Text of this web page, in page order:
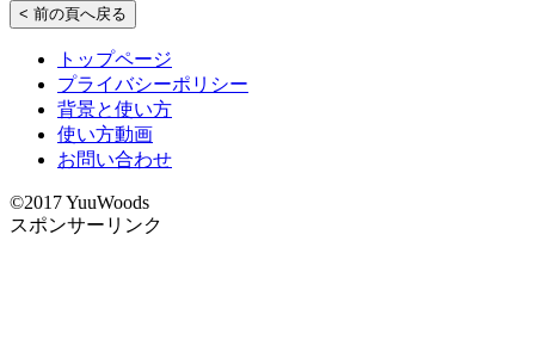
< 前の頁へ戻る
トップページ
プライバシーポリシー
背景と使い方
使い方動画
お問い合わせ
©2017 YuuWoods
スポンサーリンク